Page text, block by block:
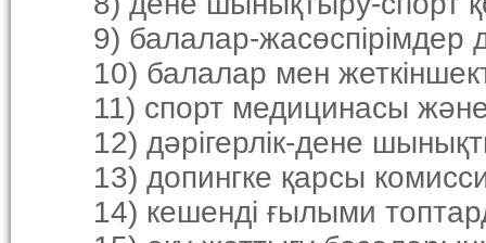
9) балалар-жасөспiрiмдер
10) балалар мен
11) спорт медицинасы және
12) дәрiгерлiк-дене
13) допингке қарсы
14) кешендi ғылыми